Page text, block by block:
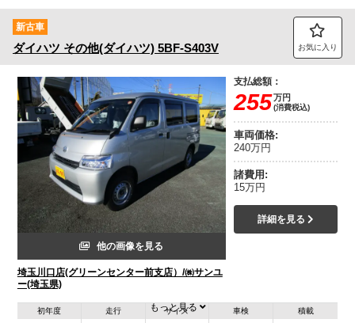
新古車
ダイハツ その他(ダイハツ) 5BF-S403V お気に入り
他の画像を見る
埼玉川口店(グリーンセンター前支店）/㈱サンユ
ー(埼玉県)
支払総額：
255万円
(消費税込)
車両価格:
240万円
諸費用:
15万円
詳細を見る
初年度 走行 サイズ 車検 積載
もっと見る